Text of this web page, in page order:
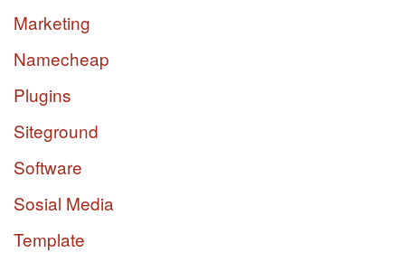
Marketing
Namecheap
Plugins
Siteground
Software
Sosial Media
Template